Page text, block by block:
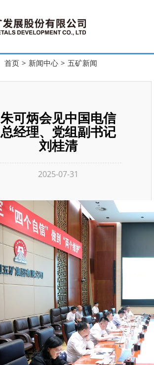
首页 > 新闻中心 > 五矿新闻
朱可炳会见中国电信
总经理、党组副书记
刘桂清
2025-07-31